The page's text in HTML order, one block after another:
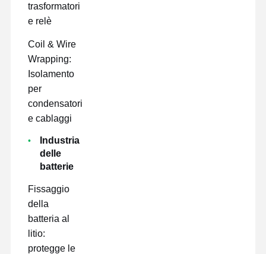
trasformatori
e relè
Coil & Wire
Wrapping:
Isolamento
per
condensatori
e cablaggi
Industria
delle
batterie
Fissaggio
della
batteria al
litio:
protegge le